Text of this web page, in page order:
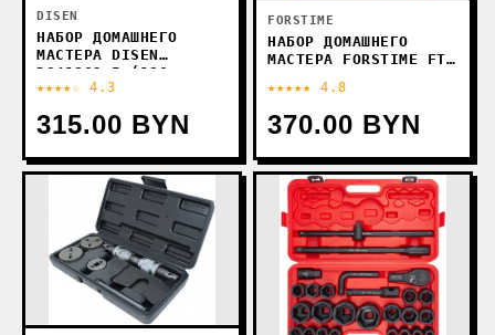
DISEN
НАБОР ДОМАШНЕГО
МАСТЕРА DISEN
DS41802-5 (180
ПРЕДМЕТОВ)
★★★★☆ 4.3
315.00 BYN
FORSTIME
НАБОР ДОМАШНЕГО
МАСТЕРА FORSTIME FT-
ПРЕДМЕТОВ)
★★★★★ 4.8
370.00 BYN